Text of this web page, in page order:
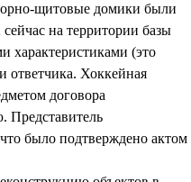
щитовые домики были
на территории базы
характеристиками (это
ответчика. Хоккейная
договора
Представитель
было подтверждено актом